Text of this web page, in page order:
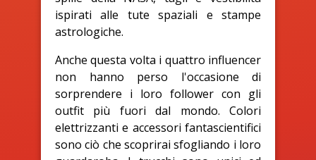
ispirati alle tute spaziali e stampe
astrologiche.
Anche questa volta i quattro influencer
non hanno perso l'occasione di
sorprendere i loro follower con gli
outfit più fuori dal mondo. Colori
elettrizzanti e accessori fantascientifici
sono ciò che scoprirai sfogliando i loro